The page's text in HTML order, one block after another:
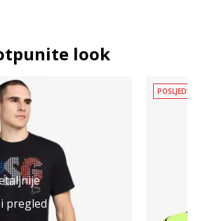
look
pregled